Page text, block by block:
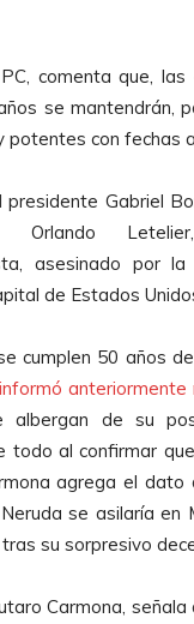
comenta que, las
se mantendrán,
potentes con fechas
presidente Gabriel
Orlando
asesinado por
de Estados
cumplen 50 años
informó
albergan de su
todo al confirmar
agrega el
se asilaría en
su sorpresivo
Carmona,